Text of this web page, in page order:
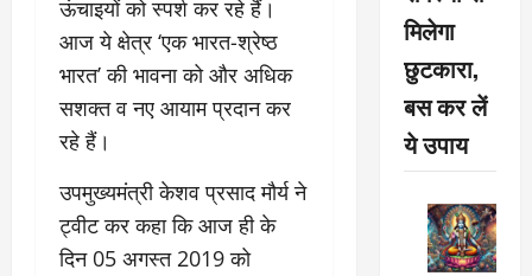
ऊंचाइयों को स्पर्श कर रहे हैं।
आज ये क्षेत्र ‘एक भारत-श्रेष्ठ
भारत’ की भावना को और अधिक
सशक्त व नए आयाम प्रदान कर
रहे हैं।
उपमुख्यमंत्री केशव प्रसाद मौर्य ने
ट्वीट कर कहा कि आज ही के
दिन 05 अगस्त 2019 को
मिलेगा
छुटकारा,
बस कर लें
ये उपाय